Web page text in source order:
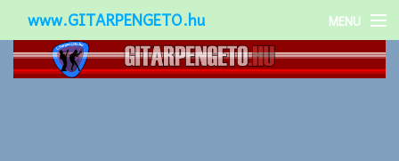
www.GITARPENGETO.hu MENU
Népszerű-